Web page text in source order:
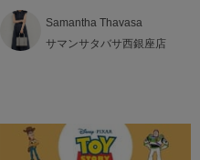
Samantha Thavasa
サマンサタバサ西銀座店